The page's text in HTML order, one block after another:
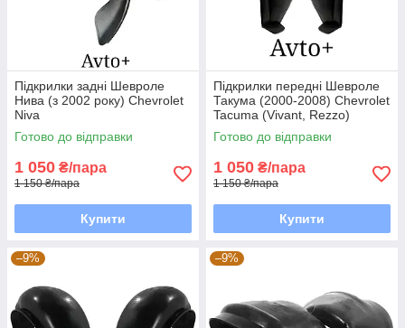
Підкрилки задні Шевроле
Нива (з 2002 року) Chevrolet
Niva
Готово до відправки
1 050 ₴/пара
1 150 ₴/пара
Купити
Підкрилки передні Шевроле
Такума (2000-2008) Chevrolet
Tacuma (Vivant, Rezzo)
Готово до відправки
1 050 ₴/пара
1 150 ₴/пара
Купити
–9% –9%